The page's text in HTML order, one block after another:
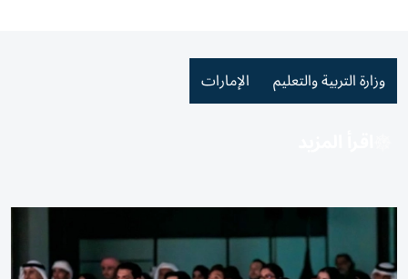
وزارة التربية والتعليم الإمارات